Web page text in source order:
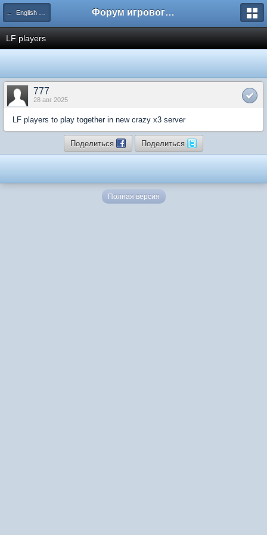
← English Community Forums Форум игрового сервера Multi.wS
LF players
777
28 авг 2025
LF players to play together in new crazy x3 server
Поделиться Поделиться
Полная версия